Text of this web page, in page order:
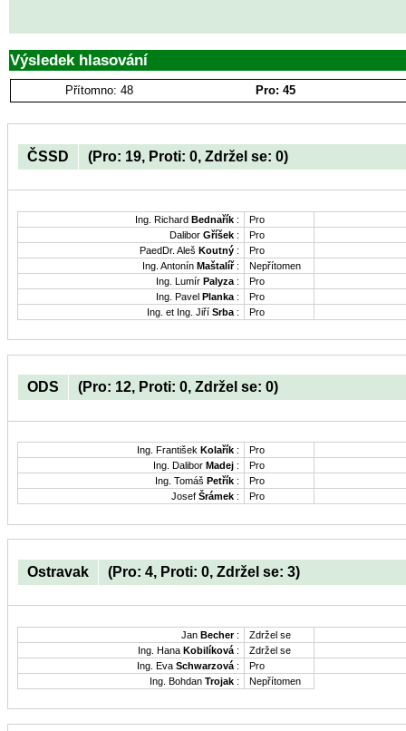
Výsledek hlasování
Přítomno: 48 Pro: 45
ČSSD (Pro: 19, Proti: 0, Zdržel se: 0)
Ing. Richard Bednařík :
Pro
Dalibor Gříšek :
Pro
PaedDr. Aleš Koutný :
Pro
Ing. Antonín Maštalíř:
Nepřítomen
Ing. Lumír Palyza :
Pro
Ing. Pavel Planka :
Pro
Ing. et Ing. Jiří Srba : Pro
ODS (Pro: 12, Proti: 0, Zdržel se: 0)
Ing. František Kolařík :
Pro
Ing. Dalibor Madej :
Pro
Ing. Tomáš Petřík :
Pro
Josef Šrámek : Pro
Ostravak (Pro: 4, Proti: 0, Zdržel se: 3)
Jan Becher:
Zdržel se
Ing. Hana Kobilíková :
Zdržel se
Ing. Eva Schwarzová :
Pro
Ing. Bohdan Trojak : Nepřítomen